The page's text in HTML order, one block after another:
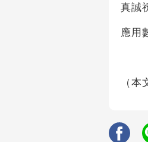
真誠
應用
（